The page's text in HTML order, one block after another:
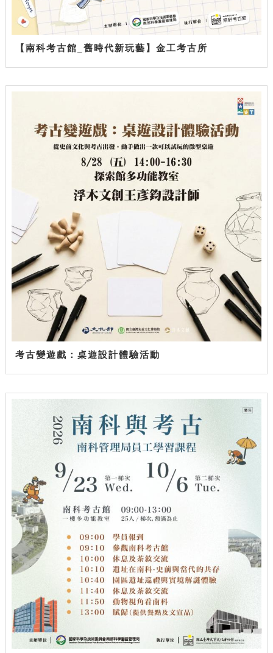
【南科考古館_舊時代新玩藝】金工考古所
考古變遊戲：桌遊設計體驗活動